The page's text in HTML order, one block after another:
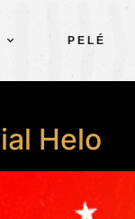
PELÉ
Helo